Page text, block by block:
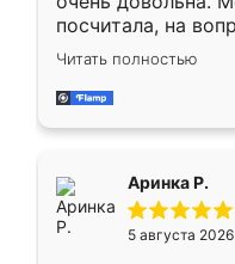
посчитала, на
Замерщик
делу со всей
за день, ребята
Читать полностью
Аринка Р.
5 августа 2026